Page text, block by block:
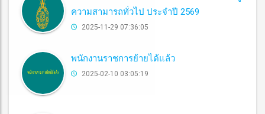
ความสามารถทั่วไป ประจำปี 2569
2025-11-29 07:36:05
พนักงานราชการย้ายได้แล้ว
2025-02-10 03:05:19